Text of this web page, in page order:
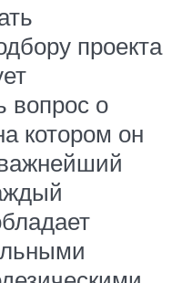
проекта
вопрос о
котором он